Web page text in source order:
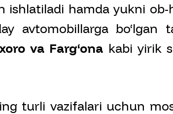
hamda yukni ob-
avtomobillarga
va Farg‘ona kabi yirik
turli vazifalari uchun